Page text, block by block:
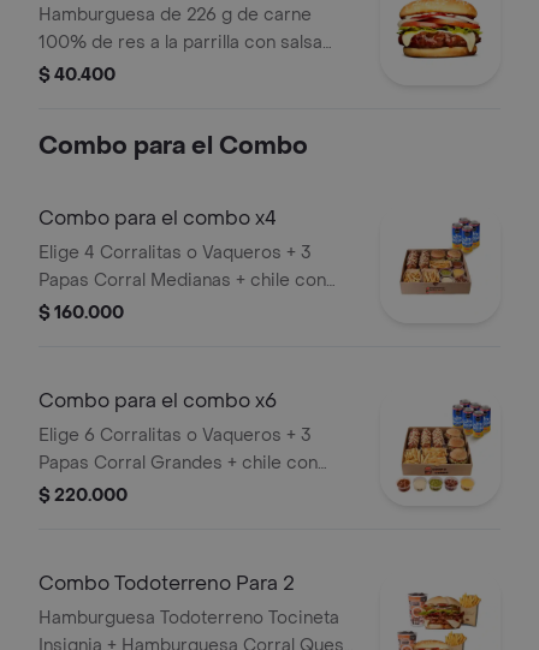
Hamburguesa de 226 g de carne
100% de res a la parrilla con salsa
bbq, queso mozzarella, tomate en
mostaza
$ 40.400
Combo para el Combo
Combo para el combo x4
Elige 4 Corralitas o Vaqueros + 3
Papas Corral Medianas + chile con
carne, guacamole, queso cheddar,
$ 160.000
Combo para el combo x6
Elige 6 Corralitas o Vaqueros + 3
Papas Corral Grandes + chile con
carne, guacamole, queso cheddar,
$ 220.000
Combo Todoterreno Para 2
Hamburguesa Todoterreno Tocineta